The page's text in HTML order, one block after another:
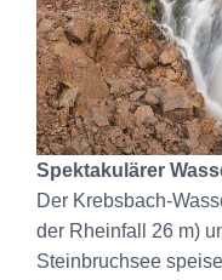
Spektakulärer
Der Krebsbach-
der Rheinfall 26 m)
Steinbruchsee